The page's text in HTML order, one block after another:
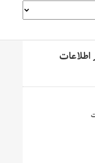
اطلاعات